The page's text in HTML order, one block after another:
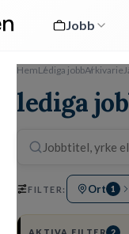
Jobb
HemLediga jobbArkivarie
lediga
FILTER: Ort 1
AKTIVA FILTER 2